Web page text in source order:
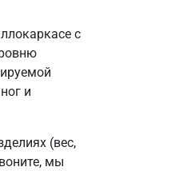
с
и
(вес,
мы